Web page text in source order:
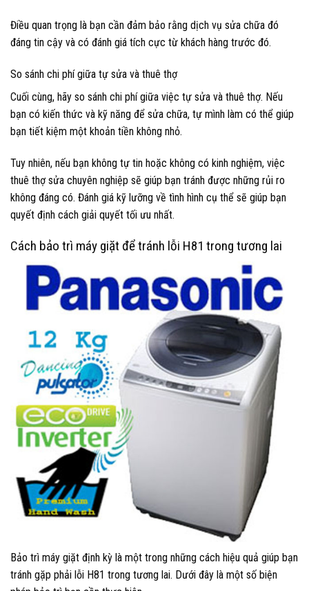
Điều quan trọng là bạn cần đảm bảo rằng dịch vụ sửa chữa đó
đáng tin cậy và có đánh giá tích cực từ khách hàng trước đó.
So sánh chi phí giữa tự sửa và thuê thợ
Cuối cùng, hãy so sánh chi phí giữa việc tự sửa và thuê thợ. Nếu
bạn có kiến thức và kỹ năng để sửa chữa, tự mình làm có thể giúp
bạn tiết kiệm một khoản tiền không nhỏ.
Tuy nhiên, nếu bạn không tự tin hoặc không có kinh nghiệm, việc
thuê thợ sửa chuyên nghiệp sẽ giúp bạn tránh được những rủi ro
không đáng có. Đánh giá kỹ lưỡng về tình hình cụ thể sẽ giúp bạn
quyết định cách giải quyết tối ưu nhất.
Cách bảo trì máy giặt để tránh lỗi H81 trong tương lai
Bảo trì máy giặt định kỳ là một trong những cách hiệu quả giúp bạn
tránh gặp phải lỗi H81 trong tương lai. Dưới đây là một số biện